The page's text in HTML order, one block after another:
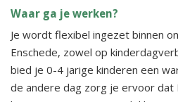
Waar ga je werken?
Je wordt flexibel ingezet binnen
Enschede, zowel op
bied je 0-4 jarige kinderen een
de andere dag zorg je ervoor dat